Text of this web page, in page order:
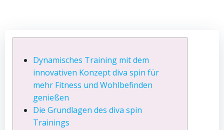
Dynamisches Training mit dem
innovativen Konzept diva spin für
mehr Fitness und Wohlbefinden
genießen
Die Grundlagen des diva spin
Trainings